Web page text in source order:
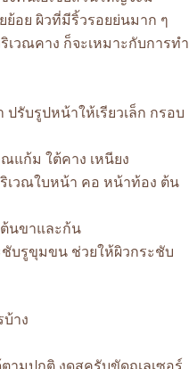
อย ผิวที่มีริ้วรอยย่นมาก ๆ
วณคาง ก็จะเหมาะกับการทำ
รับรูปหน้าให้เรียวเล็ก กรอบ
แก้ม ใต้คาง เหนียง
วณใบหน้า คอ หน้าท้อง ต้น
นขาและก้น
บรูขุมขน ช่วยให้ผิวกระชับ
บ้าง
ามปกติ งดสครับขัดถูเลเซอร์